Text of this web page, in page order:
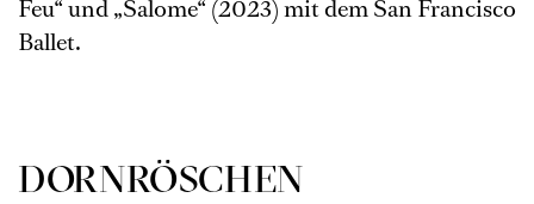
Feu“ und „Salome“ (2023) mit dem San Francisco
Ballet.
DORN­RÖSCHEN